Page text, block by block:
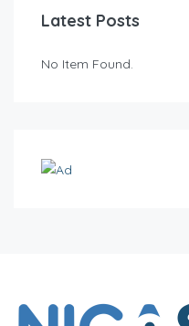
Latest Posts
No Item Found.